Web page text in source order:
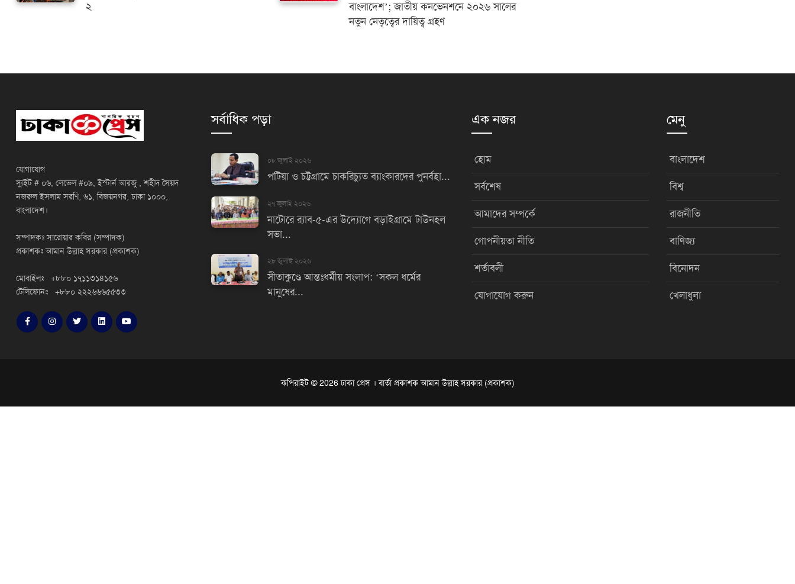
২
বাংলাদেশ’; জাতীয় কনভেনশনে ২০২৬ সালের
নতুন নেতৃত্বের দায়িত্ব গ্রহণ
যোগাযোগ
স্যুইট # ০৬, লেভেল #০৯, ইস্টার্ন আরজু , শহীদ সৈয়দ
নজরুল ইসলাম সরণি, ৬১, বিজয়নগর, ঢাকা ১০০০,
বাংলাদেশ।
সম্পাদকঃ সারোয়ার কবির (সম্পাদক)
প্রকাশকঃ আমান উল্লাহ সরকার (প্রকাশক)
মোবাইলঃ +৮৮০ ১৭১১৩১৪১৫৬
টেলিফোনঃ +৮৮০ ২২২৬৬৬৫৫৩৩
সর্বাধিক পড়া
০৮ জুলাই ২০২৬
পটিয়া ও চট্টগ্রামে চাকরিচ্যুত ব্যাংকারদের পুনর্বহা...
২৭ জুলাই ২০২৬
নাটোরে র‌্যাব-৫-এর উদ্যোগে বড়াইগ্রামে টাউনহল
সভা...
২৮ জুলাই ২০২৬
সীতাকুণ্ডে আন্তঃধর্মীয় সংলাপ: ‘সকল ধর্মের
মানুষের...
এক নজর
হোম
সর্বশেষ
আমাদের সম্পর্কে
গোপনীয়তা নীতি
শর্তাবলী
যোগাযোগ করুন
মেনু
বাংলাদেশ
বিশ্ব
রাজনীতি
বাণিজ্য
বিনোদন
খেলাধুলা
কপিরাইট © 2026 ঢাকা প্রেস । বার্তা প্রকাশক আমান উল্লাহ সরকার (প্রকাশক)